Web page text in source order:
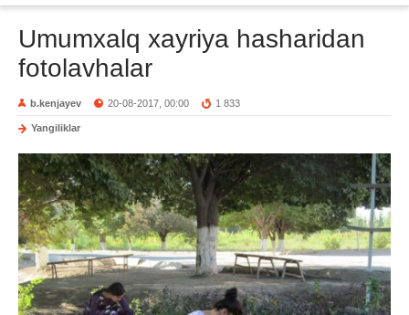
Umumxalq xayriya hasharidan
fotolavhalar
b.kenjayev 20-08-2017, 00:00 1 833
Yangiliklar